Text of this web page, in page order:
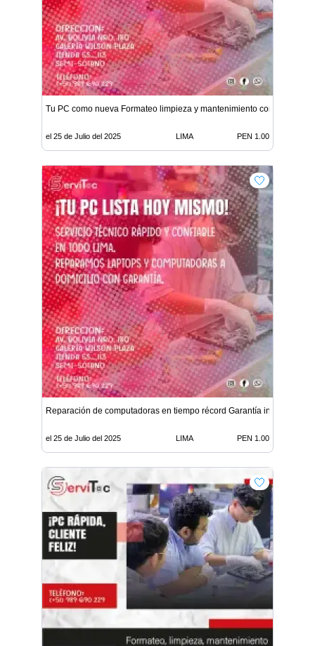
Tu PC como nueva Formateo limpieza y mantenimiento completo
el 25 de Julio del 2025 LIMA PEN 1.00
Reparación de computadoras en tiempo récord Garantía incluida
el 25 de Julio del 2025 LIMA PEN 1.00